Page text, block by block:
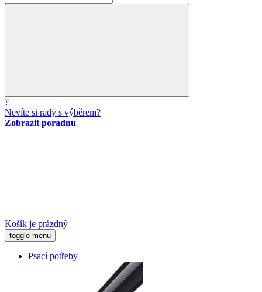
?
Nevíte si rady s výběrem?
Zobrazit poradnu
Košík je prázdný
toggle menu
Psací potřeby